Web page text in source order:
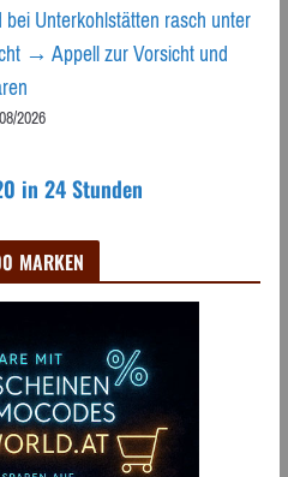
Unterkohlstätten rasch unter
→ Appell zur Vorsicht und
2026
in 24 Stunden
MARKEN